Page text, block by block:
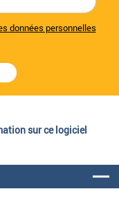
données personnelles
sur ce logiciel